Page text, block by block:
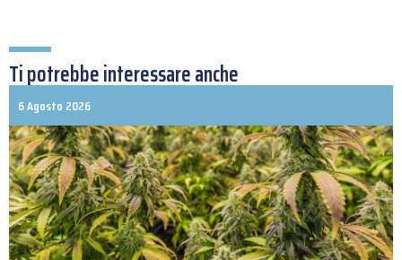
Ti potrebbe interessare anche
6 Agosto 2026